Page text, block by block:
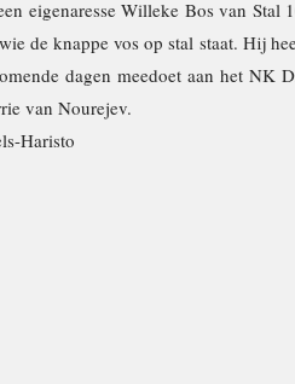
eigenaresse Willeke Bos van Stal
de knappe vos op stal staat. Hij
dagen meedoet aan het NK
van Nourejev.